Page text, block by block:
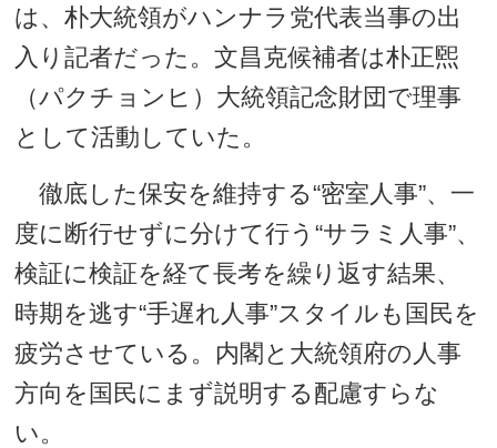
は、朴大統領がハンナラ党代表当事の出
入り記者だった。文昌克候補者は朴正煕
（パクチョンヒ）大統領記念財団で理事
として活動していた。
徹底した保安を維持する“密室人事”、一
度に断行せずに分けて行う“サラミ人事”、
検証に検証を経て長考を繰り返す結果、
時期を逃す“手遅れ人事”スタイルも国民を
疲労させている。内閣と大統領府の人事
方向を国民にまず説明する配慮すらな
い。